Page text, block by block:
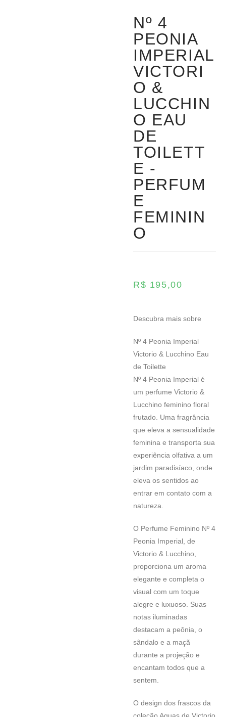
Nº 4
PEONIA
IMPERIAL
VICTORI
O &
LUCCHIN
O EAU
DE
TOILETT
E -
PERFUM
E
FEMININ
O
R$ 195,00
Descubra mais sobre
Nº 4 Peonia Imperial
Victorio & Lucchino Eau
de Toilette
Nº 4 Peonia Imperial é
um perfume Victorio &
Lucchino feminino floral
frutado. Uma fragrância
que eleva a sensualidade
feminina e transporta sua
experiência olfativa a um
jardim paradisíaco, onde
eleva os sentidos ao
entrar em contato com a
natureza.
O Perfume Feminino Nº 4
Peonia Imperial, de
Victorio & Lucchino,
proporciona um aroma
elegante e completa o
visual com um toque
alegre e luxuoso. Suas
notas iluminadas
destacam a peônia, o
sândalo e a maçã
durante a projeção e
encantam todos que a
sentem.
O design dos frascos da